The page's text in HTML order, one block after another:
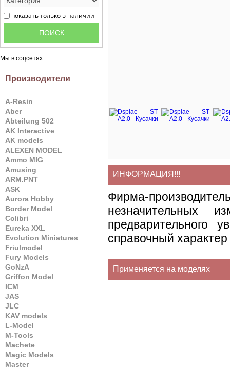
показать только в наличии
Мы в соцсетях
Производители
A-Resin
Aber
Abteilung 502
AK Interactive
AK models
ALEXEN MODEL
Ammo MIG
Amusing
ARM.PNT
ASK
Aurora Hobby
Border Model
Colibri
Eureka XXL
Evolution Miniatures
Friulmodel
Fury Models
GoNzA
Griffon Model
ICM
JAS
JLC
KAV models
L-Model
M-Tools
Machete
Magic Models
Master
ИНФОРМАЦИЯ!!!
Фирма-
незначительных
предварительного
справочный
Применяется на моделях